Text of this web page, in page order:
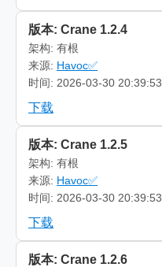
版本: Crane 1.2.4
架构: 有根
来源: Havoc✅
时间: 2026-03-30 20:39:53
下载
版本: Crane 1.2.5
架构: 有根
来源: Havoc✅
时间: 2026-03-30 20:39:53
下载
版本: Crane 1.2.6